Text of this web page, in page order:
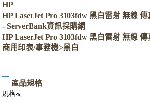
HP
HP LaserJet Pro 3103fdw 黑白雷射 無線
- ServerBank資訊採購網
HP LaserJet Pro 3103fdw 黑白雷射 無線
商用印表/事務機>黑白
產品規格
規格表